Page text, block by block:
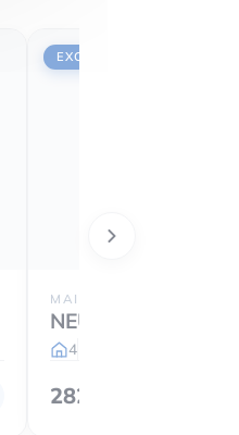
EXCLUSIVITÉ
MAISON DE
NEUVILLE-EN-
4
282 800 €